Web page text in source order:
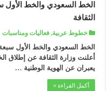
الخط السعودي والخط الأول
الثقافة
خطوط عربية,فعاليات ومناسبات
الخط السعودي والخط الأول
أعلنت وزارة الثقافة عن إطلاق
يعبران عن الهوية الوطنية …
أكمل القراءة »